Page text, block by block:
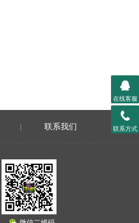
| 联系我们
在线客服
联系方式